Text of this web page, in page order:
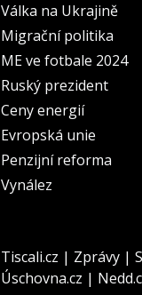
Válka na Ukrajině
Migrační politika
ME ve fotbale 2024
Ruský prezident
Ceny energií
Evropská unie
Penzijní reforma
Vynález
Tiscali.cz | Zprávy |
Úschovna.cz |